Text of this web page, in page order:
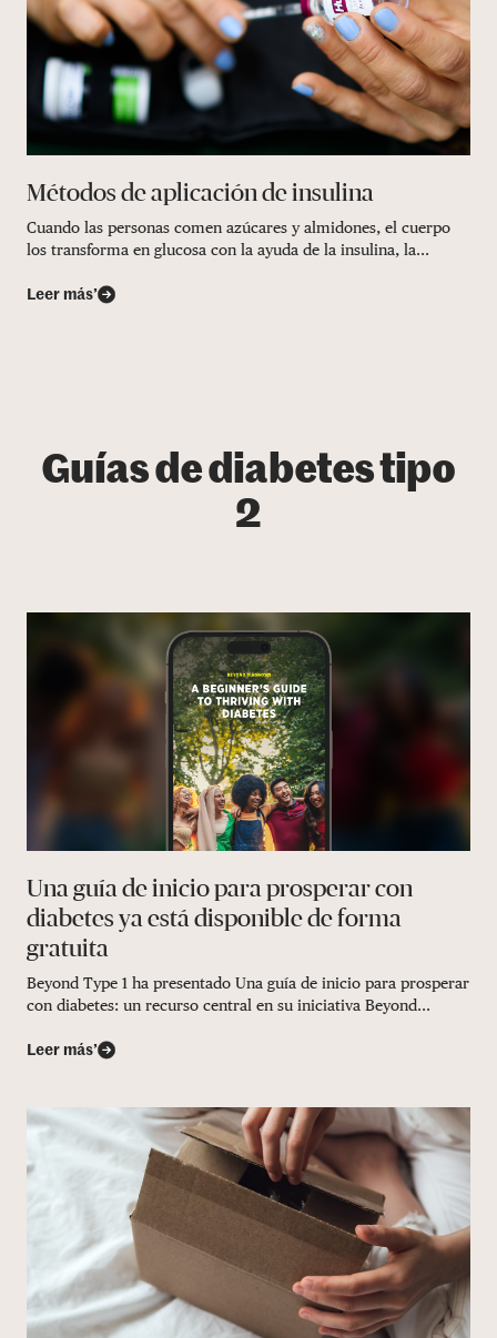
Métodos de aplicación de insulina
Cuando las personas comen azúcares y almidones, el cuerpo
los transforma en glucosa con la ayuda de la insulina, la...
Leer más’
Guías de diabetes tipo
2
Una guía de inicio para prosperar con
diabetes ya está disponible de forma
gratuita
Beyond Type 1 ha presentado Una guía de inicio para prosperar
con diabetes: un recurso central en su iniciativa Beyond...
Leer más’